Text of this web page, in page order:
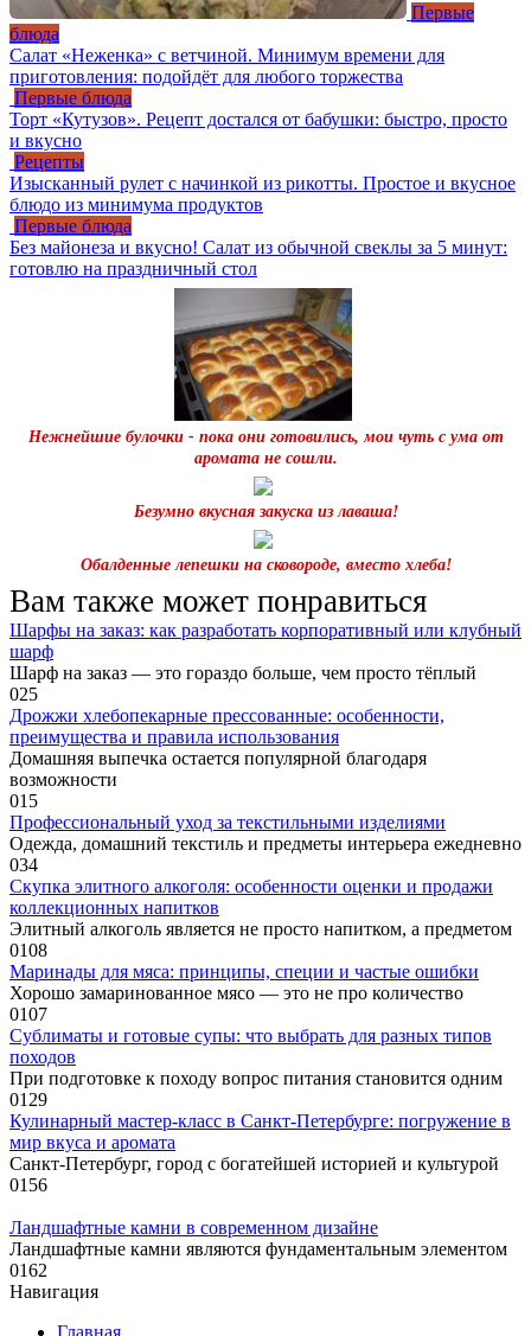
Первые
блюда
Салат «Неженка» с ветчиной. Минимум времени для
приготовления: подойдёт для любого торжества
Первые блюда
Торт «Кутузов». Рецепт достался от бабушки: быстро, просто
и вкусно
Рецепты
Изысканный рулет с начинкой из рикотты. Простое и вкусное
блюдо из минимума продуктов
Первые блюда
Без майонеза и вкусно! Салат из обычной свеклы за 5 минут:
готовлю на праздничный стол
Нежнейшие булочки - пока они готовились, мои чуть с ума от
аромата не сошли.
Безумно вкусная закуска из лаваша!
Обалденные лепешки на сковороде, вместо хлеба!
Вам также может понравиться
Шарфы на заказ: как разработать корпоративный или клубный
шарф
Шарф на заказ — это гораздо больше, чем просто тёплый
025
Дрожжи хлебопекарные прессованные: особенности,
преимущества и правила использования
Домашняя выпечка остается популярной благодаря
возможности
015
Профессиональный уход за текстильными изделиями
Одежда, домашний текстиль и предметы интерьера ежедневно
034
Скупка элитного алкоголя: особенности оценки и продажи
коллекционных напитков
Элитный алкоголь является не просто напитком, а предметом
0108
Маринады для мяса: принципы, специи и частые ошибки
Хорошо замаринованное мясо — это не про количество
0107
Сублиматы и готовые супы: что выбрать для разных типов
походов
При подготовке к походу вопрос питания становится одним
0129
Кулинарный мастер-класс в Санкт-Петербурге: погружение в
мир вкуса и аромата
Санкт-Петербург, город с богатейшей историей и культурой
0156
Ландшафтные камни в современном дизайне
Ландшафтные камни являются фундаментальным элементом
0162
Навигация
Главная